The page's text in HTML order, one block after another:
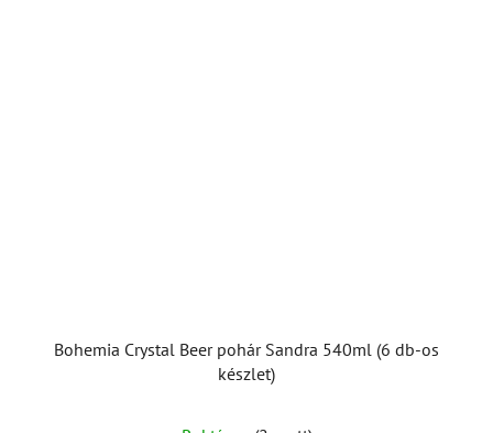
Bohemia Crystal Beer pohár Sandra 540ml (6 db-os
készlet)